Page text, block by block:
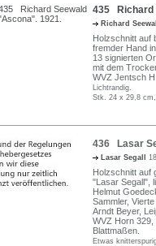
435 Richard
Richard
Holzschnitt auf
fremder Hand
13 signierten
mit dem
WVZ Jentsch
Lichtrandig.
Stk. 24 x 29,8
436 Lasar
Lasar Segall
Holzschnitt auf
"Lasar Segall",
Helmut
Sammler,
Arndt Beyer,
WVZ Horn 329,
Blattmaßen.
Etwas